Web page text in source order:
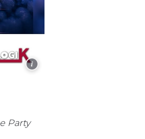
i
Party